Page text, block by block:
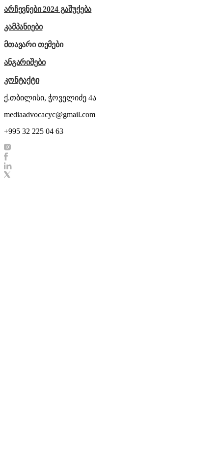
არჩევნები 2024 გაშუქება
კამპანიები
მთავარი თემები
ანგარიშები
კონტაქტი
ქ.თბილისი, ჭოველიძე 4ა
mediaadvocacyc@gmail.com
+995 32 225 04 63